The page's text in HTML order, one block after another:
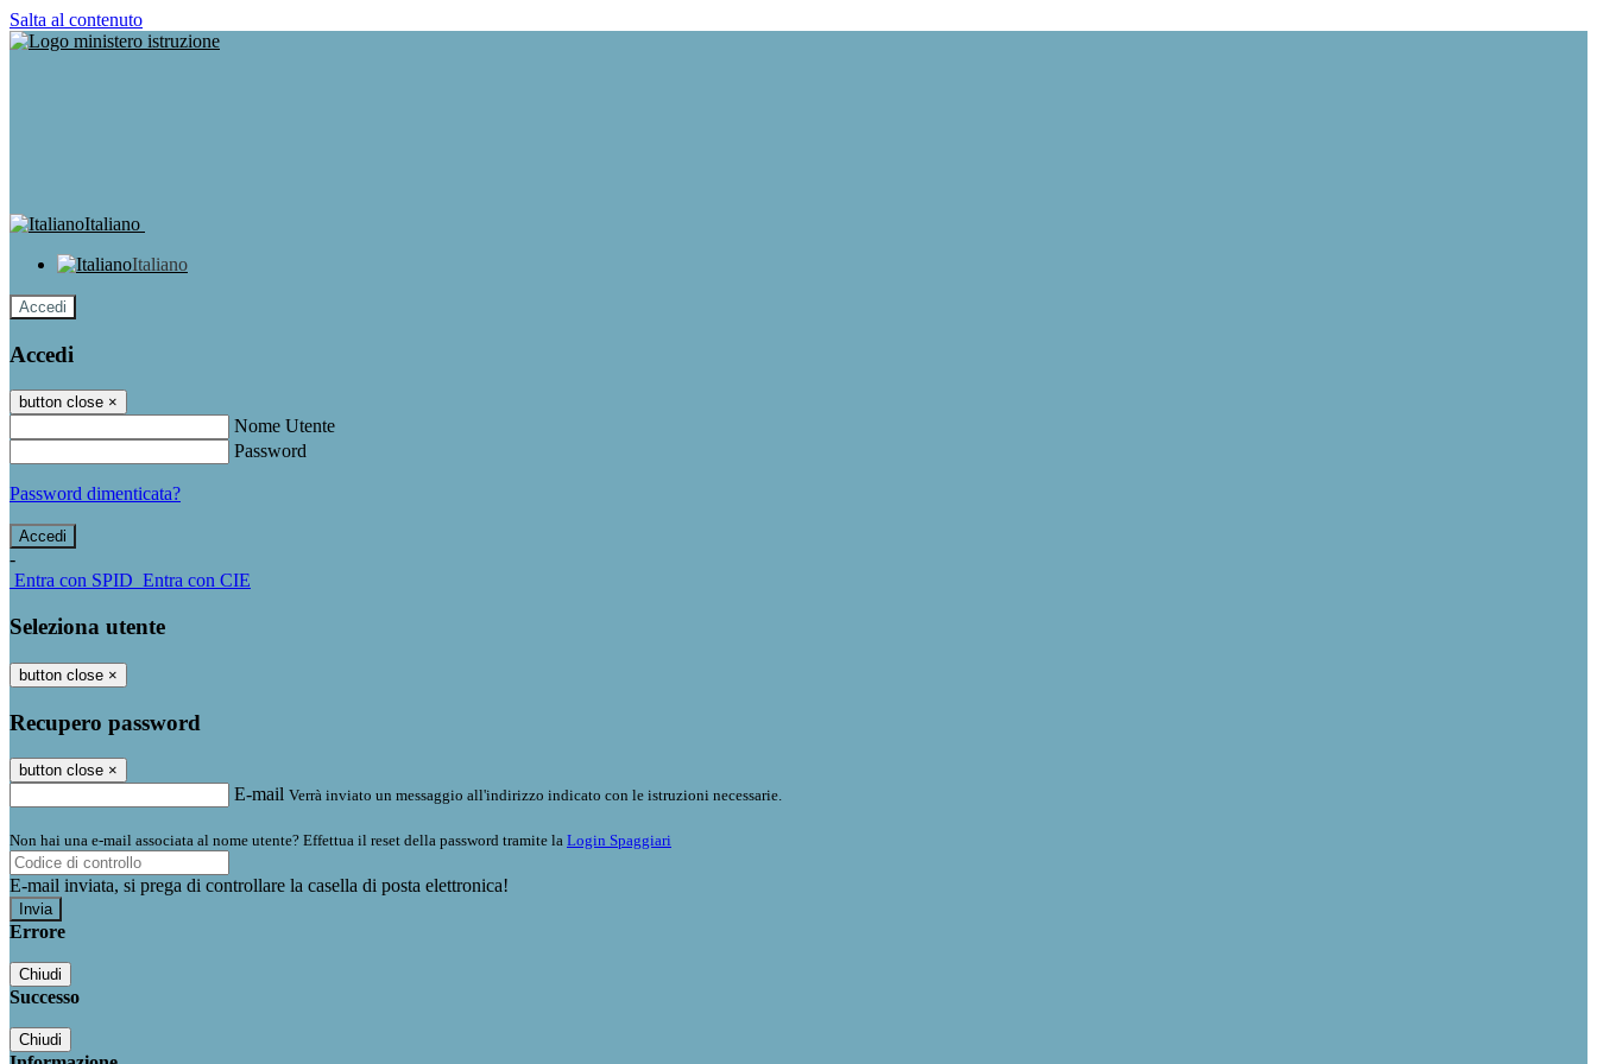
Salta al contenuto
Italiano
Italiano
Accedi
Accedi
button close ×
Nome Utente
Password
Password dimenticata?
-
Entra con SPID Entra con CIE
Seleziona utente
button close ×
Recupero password
button close ×
E-mail Verrà inviato un messaggio all'indirizzo indicato con le istruzioni necessarie.
Non hai una e-mail associata al nome utente? Effettua il reset della password tramite la Login Spaggiari
E-mail inviata, si prega di controllare la casella di posta elettronica!
Errore
Chiudi
Successo
Chiudi